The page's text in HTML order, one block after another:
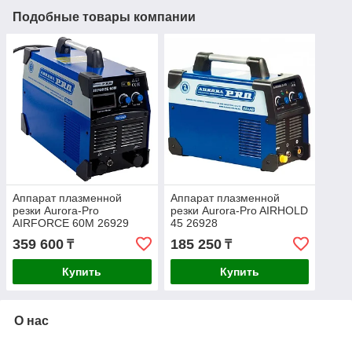
Подобные товары компании
Аппарат плазменной
резки Aurora-Pro
AIRFORCE 60М 26929
359 600 ₸
Купить
Аппарат плазменной
резки Aurora-Pro AIRHOLD
45 26928
185 250₸
Купить
О нас